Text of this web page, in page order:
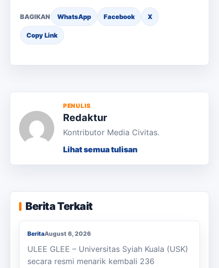
BAGIKAN WhatsApp Facebook X
Copy Link
PENULIS
Redaktur
Kontributor Media Civitas.
Lihat semua tulisan
Berita Terkait
KKN Usai, KOSI USK Apresiasi Dukungan
Masyarakat Bandar Dua
BeritaAugust 6, 2026
ULEE GLEE – Universitas Syiah Kuala (USK)
secara resmi menarik kembali 236